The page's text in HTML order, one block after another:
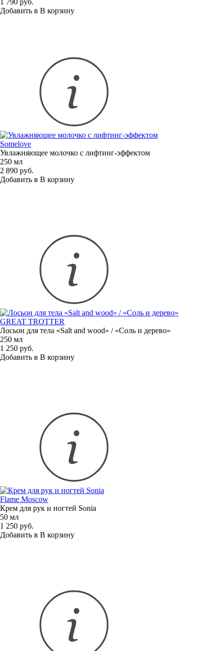
1 790 руб.
Добавить в В корзину
Somelove
Увлажняющее молочко с лифтинг-эффектом
250 мл
2 890 руб.
Добавить в В корзину
GREAT TROTTER
Лосьон для тела «Salt and wood» / «Соль и дерево»
250 мл
1 250 руб.
Добавить в В корзину
Flame Moscow
Крем для рук и ногтей Sonia
50 мл
1 250 руб.
Добавить в В корзину